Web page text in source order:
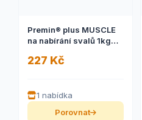
Premin® plus MUSCLE
na nabírání svalů 1kg
aminokyselin pro
a u koní ve fyzické
zátěži)
227 Kč
1 nabídka
Porovnat